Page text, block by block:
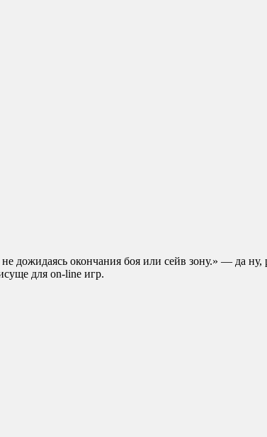
дожидаясь окончания боя или сейв зону.» — да
для on-line игр.